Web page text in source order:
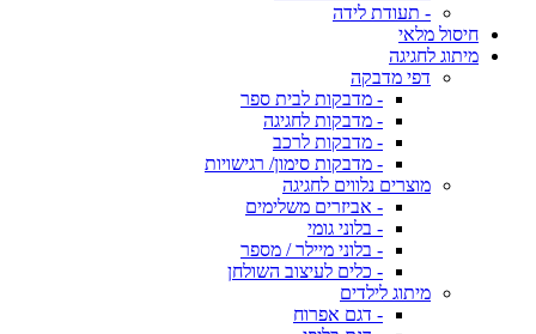
- תעודת לידה
חיסול מלאי
מיתוג לחגיגה
דפי מדבקה
- מדבקות לבית ספר
- מדבקות לחגיגה
- מדבקות לרכב
- מדבקות סימון/ רגישויות
מוצרים נלווים לחגיגה
- אביזרים משלימים
- בלוני גומי
- בלוני מיילר / מספר
- כלים לעיצוב השולחן
מיתוג לילדים
- דגם אפרוח